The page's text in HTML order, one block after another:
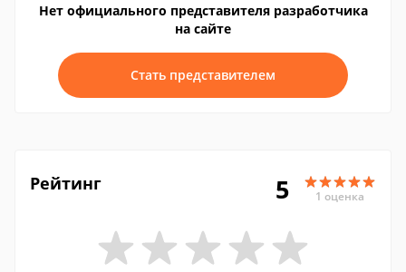
Нет официального представителя разработчика
на сайте
Стать представителем
Рейтинг 5 1 оценка